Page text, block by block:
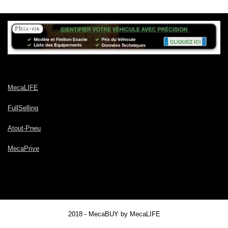
MecaLIFE
FullSelling
Atout-Pneu
MecaPrive
2018 - MecaBUY by MecaLIFE